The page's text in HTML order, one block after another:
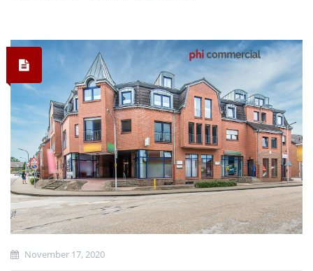
November 17, 2020